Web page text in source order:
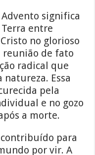
significa
entre
no glorioso
reunião de fato
radical que
Essa
pela
e no gozo
a morte.
para
por vir. A